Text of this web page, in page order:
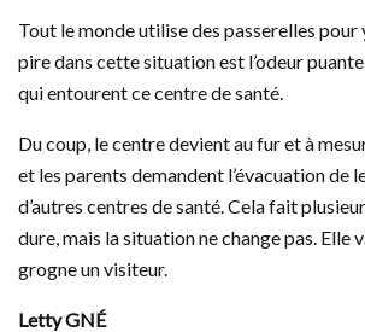
Tout le monde utilise des passerelles pour
pire dans cette situation est l’odeur puante
qui entourent ce centre de santé.
Du coup, le centre devient au fur et à
et les parents demandent l’évacuation de
d’autres centres de santé. Cela fait
dure, mais la situation ne change pas. Elle
grogne un visiteur.
Letty GNÉ